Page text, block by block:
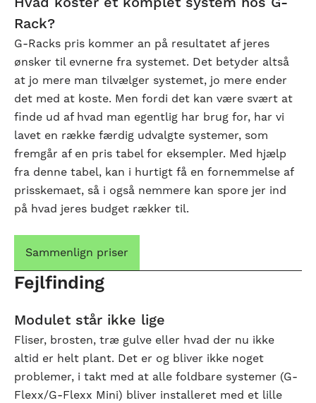
Rack?
G-Racks pris kommer an på resultatet af jeres
ønsker til evnerne fra systemet. Det betyder altså
at jo mere man tilvælger systemet, jo mere ender
det med at koste. Men fordi det kan være svært at
finde ud af hvad man egentlig har brug for, har vi
lavet en række færdig udvalgte systemer, som
fremgår af en pris tabel for eksempler. Med hjælp
fra denne tabel, kan i hurtigt få en fornemmelse af
prisskemaet, så i også nemmere kan spore jer ind
på hvad jeres budget rækker til.
Sammenlign priser
Fejlfinding
Modulet står ikke lige
Fliser, brosten, træ gulve eller hvad der nu ikke
altid er helt plant. Det er og bliver ikke noget
problemer, i takt med at alle foldbare systemer (G-
Flexx/G-Flexx Mini) bliver installeret med et lille